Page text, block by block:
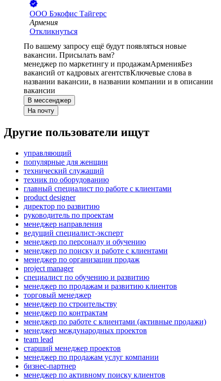
ООО Бэкофис Тайгерс
Армения
Откликнуться
По вашему запросу ещё будут появляться новые
вакансии. Присылать вам?
менеджер по маркетингу и продажамАрменияБез
вакансий от кадровых агентствКлючевые слова в
названии вакансии, в названии компании и в описании
вакансии
В мессенджер
На почту
Другие пользователи ищут
управляющий
популярные для женщин
технический служащий
техник по оборудованию
главный специалист по работе с клиентами
product designer
директор по развитию
руководитель по проектам
менеджер направления
ведущий специалист-эксперт
менеджер по персоналу и обучению
менеджер по поиску и работе с клиентами
менеджер по организации продаж
project manager
специалист по обучению и развитию
менеджер по продажам и развитию клиентов
торговый менеджер
менеджер по строительству
менеджер по контрактам
менеджер по работе с клиентами (активные продажи)
менеджер международных проектов
team lead
старший менеджер проектов
менеджер по продажам услуг компании
бизнес-партнер
менеджер по активному поиску клиентов